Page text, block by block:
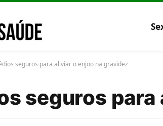
seguros para aliviar o enjoo na gravidez
seguros